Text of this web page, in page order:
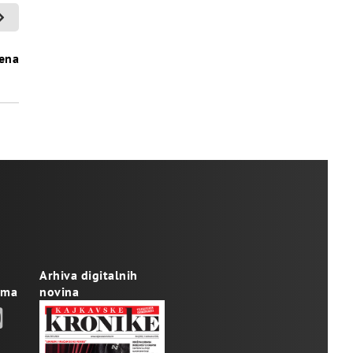
Arhiva digitalnih
novina